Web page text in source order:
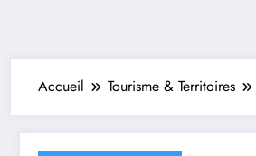
Accueil Tourisme & Territoires